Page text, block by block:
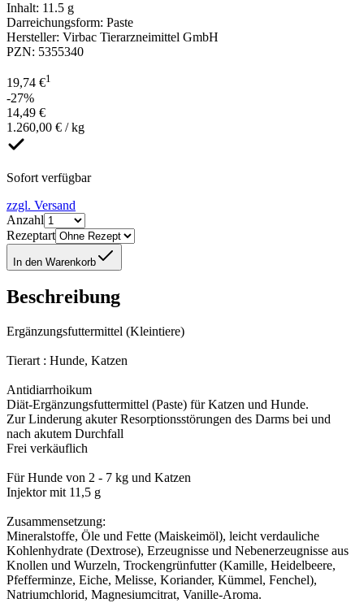
Inhalt: 11.5 g
Darreichungsform: Paste
Hersteller: Virbac Tierarzneimittel GmbH
PZN: 5355340
19,74 €1
-27%
14,49 €
1.260,00 € / kg
Sofort verfügbar
zzgl. Versand
Anzahl
Rezeptart
In den Warenkorb
Beschreibung
Ergänzungsfuttermittel (Kleintiere)
Tierart : Hunde, Katzen
Antidiarrhoikum
Diät-Ergänzungsfuttermittel (Paste) für Katzen und Hunde.
Zur Linderung akuter Resorptionsstörungen des Darms bei und
nach akutem Durchfall
Frei verkäuflich
Für Hunde von 2 - 7 kg und Katzen
Injektor mit 11,5 g
Zusammensetzung:
Mineralstoffe, Öle und Fette (Maiskeimöl), leicht verdauliche
Kohlenhydrate (Dextrose), Erzeugnisse und Nebenerzeugnisse aus
Knollen und Wurzeln, Trockengrünfutter (Kamille, Heidelbeere,
Pfefferminze, Eiche, Melisse, Koriander, Kümmel, Fenchel),
Natriumchlorid, Magnesiumcitrat, Vanille-Aroma.